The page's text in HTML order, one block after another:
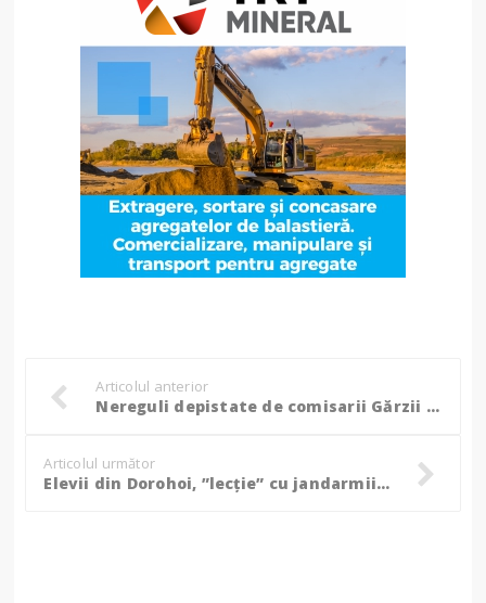
Articolul anterior
Nereguli depistate de comisarii Gărzii de Mediu Botoșani! - FOTO
Articolul următor
Elevii din Dorohoi, ”lecție” cu jandarmii despre riscuri și provocări!